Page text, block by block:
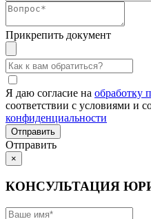
Прикрепить документ
Я даю согласие на обработку
соответствии с условиями и
конфиденциальности
Отправить
×
КОНСУЛЬТАЦИЯ